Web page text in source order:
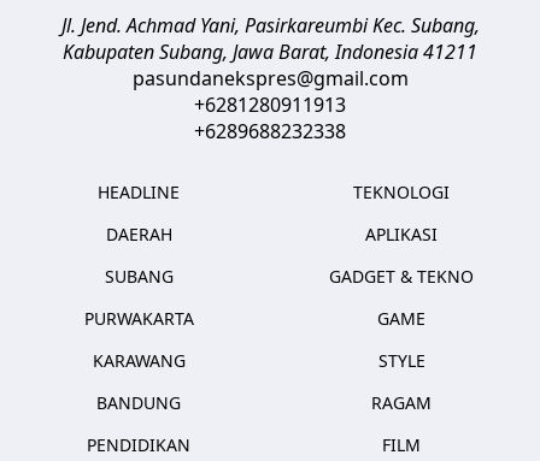
Jl. Jend. Achmad Yani, Pasirkareumbi Kec. Subang,
Kabupaten Subang, Jawa Barat,Indonesia41211
pasundanekspres@gmail.com
+6281280911913
+6289688232338
HEADLINE
DAERAH
SUBANG
PURWAKARTA
KARAWANG
BANDUNG
PENDIDIKAN
TEKNOLOGI
APLIKASI
GADGET & TEKNO
GAME
STYLE
RAGAM
FILM